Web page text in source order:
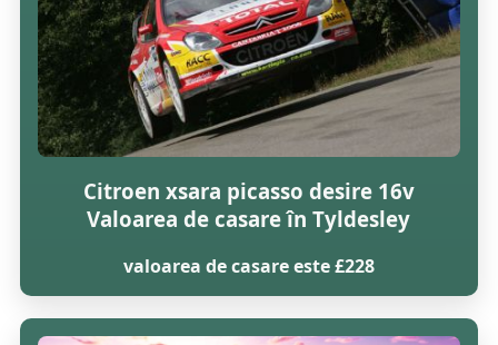
Citroen xsara picasso desire 16v
Valoarea de casare în Tyldesley
valoarea de casare este £228